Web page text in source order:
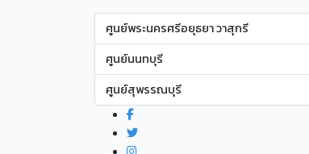
ศูนย์พระนครศรีอยุธยา วาสุกรี
ศูนย์นนทบุรี
ศูนย์สุพรรณบุรี